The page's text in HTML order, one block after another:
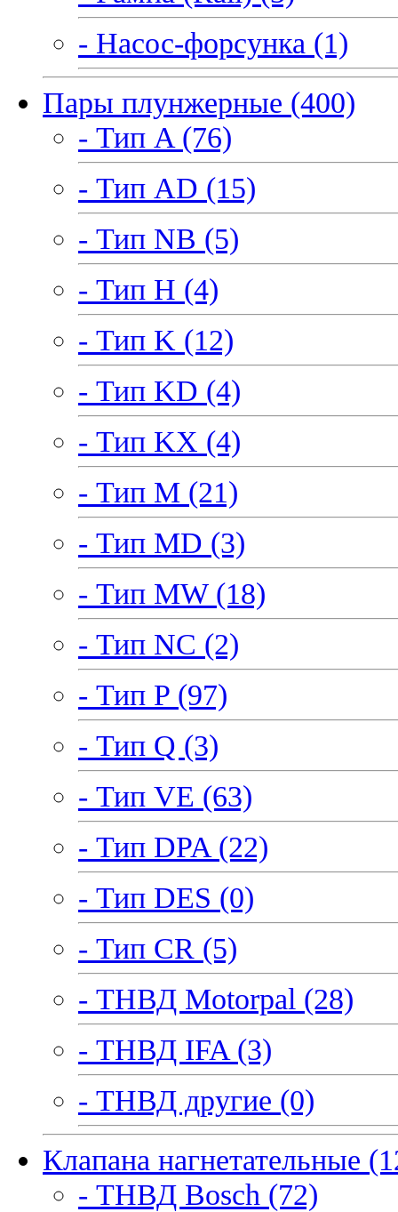
- Насос-форсунка (1)
Пары плунжерные (400)
- Тип A (76)
- Тип AD (15)
- Тип NB (5)
- Тип H (4)
- Тип K (12)
- Тип KD (4)
- Тип KX (4)
- Тип M (21)
- Тип MD (3)
- Тип MW (18)
- Тип NC (2)
- Тип P (97)
- Тип Q (3)
- Тип VE (63)
- Тип DPA (22)
- Тип DES (0)
- Тип CR (5)
- ТНВД Motorpal (28)
- ТНВД IFA (3)
- ТНВД другие (0)
Клапана нагнетательные
- ТНВД Bosch (72)